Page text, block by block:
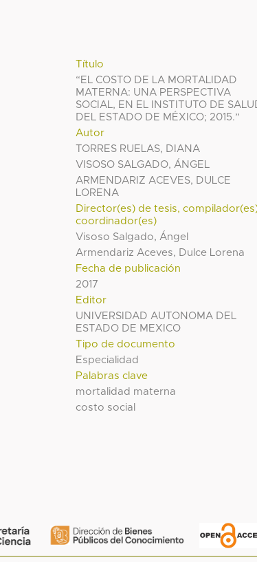
Título
“EL COSTO DE LA MORTALIDAD
MATERNA: UNA PERSPECTIVA
SOCIAL, EN EL INSTITUTO DE
DEL ESTADO DE MÉXICO; 2015.”
Autor
TORRES RUELAS, DIANA
VISOSO SALGADO, ÁNGEL
ARMENDARIZ ACEVES, DULCE
LORENA
Director(es) de tesis,
coordinador(es)
Visoso Salgado, Ángel
Armendariz Aceves, Dulce Lorena
Fecha de publicación
2017
Editor
UNIVERSIDAD AUTONOMA DEL
ESTADO DE MEXICO
Tipo de documento
Especialidad
Palabras clave
mortalidad materna
costo social